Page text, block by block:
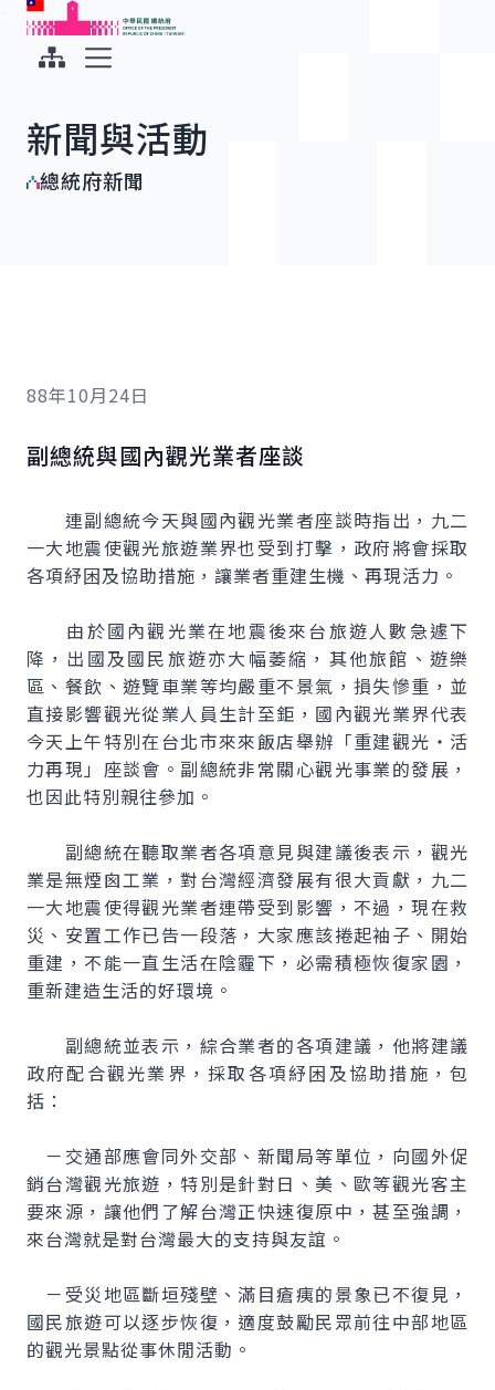
跳到主要內容
中華民國總統府
新聞與活動
總統府新聞
88年10月24日
副總統與國內觀光業者座談
連副總統今天與國內觀光業者座談時指出，九二
一大地震使觀光旅遊業界也受到打擊，政府將會採取
各項紓困及協助措施，讓業者重建生機、再現活力。
由於國內觀光業在地震後來台旅遊人數急遽下
降，出國及國民旅遊亦大幅萎縮，其他旅館、遊樂
區、餐飲、遊覽車業等均嚴重不景氣，損失慘重，並
直接影響觀光從業人員生計至鉅，國內觀光業界代表
今天上午特別在台北市來來飯店舉辦「重建觀光‧活
力再現」座談會。副總統非常關心觀光事業的發展，
也因此特別親往參加。
副總統在聽取業者各項意見與建議後表示，觀光
業是無煙囪工業，對台灣經濟發展有很大貢獻，九二
一大地震使得觀光業者連帶受到影響，不過，現在救
災、安置工作已告一段落，大家應該捲起袖子、開始
重建，不能一直生活在陰霾下，必需積極恢復家園，
重新建造生活的好環境。
副總統並表示，綜合業者的各項建議，他將建議
政府配合觀光業界，採取各項紓困及協助措施，包
括：
－交通部應會同外交部、新聞局等單位，向國外促
銷台灣觀光旅遊，特別是針對日、美、歐等觀光客主
要來源，讓他們了解台灣正快速復原中，甚至強調，
來台灣就是對台灣最大的支持與友誼。
－受災地區斷垣殘壁、滿目瘡痍的景象已不復見，
國民旅遊可以逐步恢復，適度鼓勵民眾前往中部地區
的觀光景點從事休閒活動。